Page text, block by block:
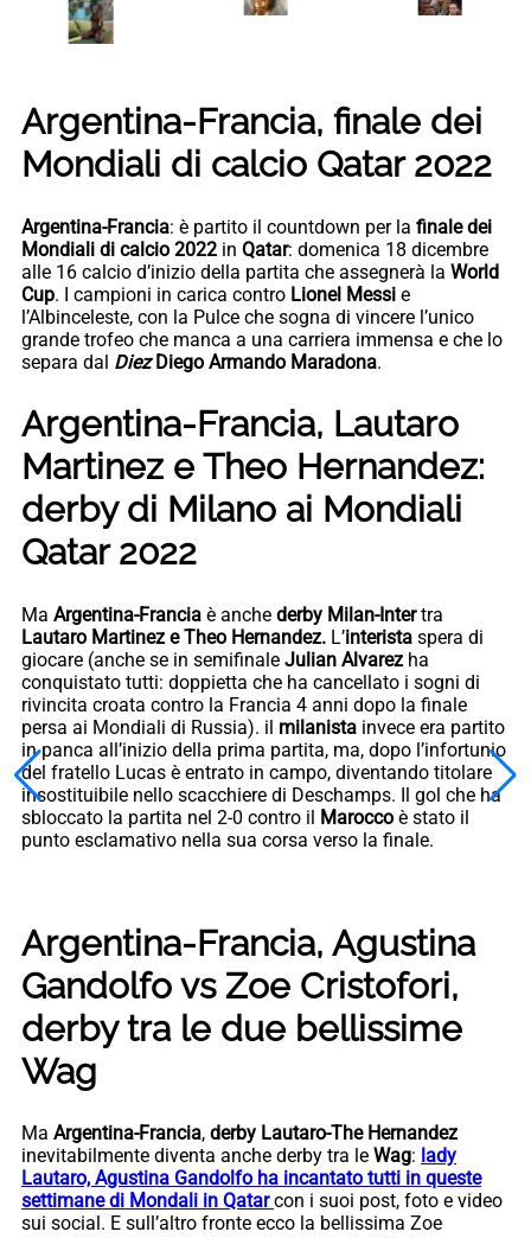
Argentina-Francia, finale dei
Mondiali di calcio Qatar 2022
Argentina-Francia: è partito il countdown per la finale dei
Mondiali di calcio 2022 in Qatar: domenica 18 dicembre
alle 16 calcio d’inizio della partita che assegnerà la World
Cup. I campioni in carica contro Lionel Messi e
l’Albinceleste, con la Pulce che sogna di vincere l’unico
grande trofeo che manca a una carriera immensa e che lo
separa dal DiezDiego Armando Maradona.
Argentina-Francia, Lautaro
Martinez e Theo Hernandez:
derby di Milano ai Mondiali
Qatar 2022
Ma Argentina-Francia è anche derby Milan-Intertra
Lautaro Martinez e Theo Hernandez. L’interista spera di
giocare (anche se in semifinale Julian Alvarez ha
conquistato tutti: doppietta che ha cancellato i sogni di
rivincita croata contro la Francia 4 anni dopo la finale
persa ai Mondiali di Russia). il milanista invece era partito
in panca all’inizio della prima partita, ma, dopo l’infortunio
del fratello Lucas è entrato in campo, diventando titolare
insostituibile nello scacchiere di Deschamps. Il gol che ha
sbloccato la partita nel 2-0 contro il Marocco è stato il
punto esclamativo nella sua corsa verso la finale.
Argentina-Francia, Agustina
Gandolfo vs Zoe Cristofori,
derby tra le due bellissime
Wag
Ma Argentina-Francia, derby Lautaro-The Hernandez
inevitabilmente diventa anche derby tra le Wag: lady
Lautaro, Agustina Gandolfo ha incantato tutti in queste
settimane di Mondali in Qatarcon i suoi post, foto e video
sui social. E sull’altro fronte ecco la bellissima Zoe